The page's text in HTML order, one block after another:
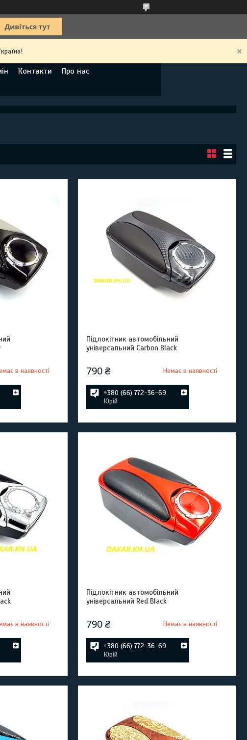
Контакти
Про нас
в наявності
Підлокітник автомобільний
універсальний Carbon Black
790 ₴ Немає в наявності
+380 (66) 772-36-69
Юрій
в наявності
Підлокітник автомобільний
універсальний Red Black
790 ₴ Немає в наявності
+380 (66) 772-36-69
Юрій